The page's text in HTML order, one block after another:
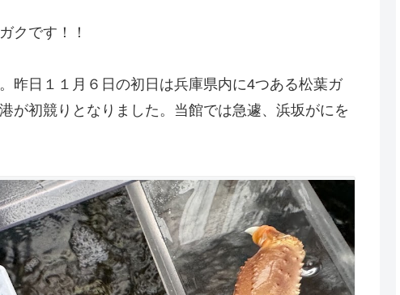
クです！！
昨日１１月６日の初日は兵庫県内に4つある松葉ガ
が初競りとなりました。当館では急遽、浜坂がにを